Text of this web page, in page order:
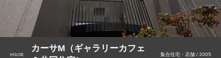
PROFILE
BIOGRAPHY
WORKS 実績集
HOUSE
カーサM（ギャラリーカフェ
集合住宅・店舗 / 2005